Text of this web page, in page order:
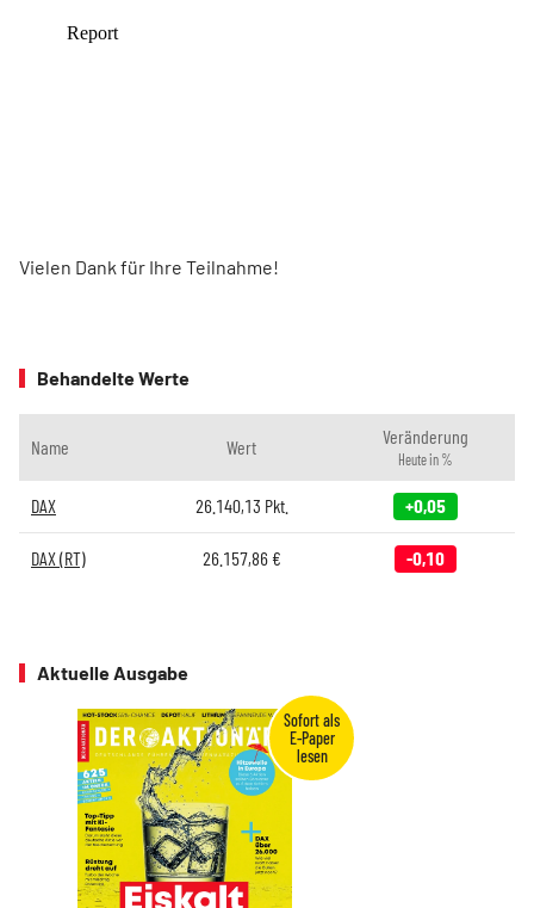
Vielen Dank für Ihre Teilnahme!
Behandelte Werte
Name Wert Veränderung
Heute in %
DAX 26.140,13 Pkt. +0,05
DAX (RT) 26.157,86€ -0,10
Aktuelle Ausgabe